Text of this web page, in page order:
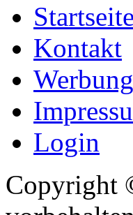
Startseite
Kontakt
Werbung
Login
Copyright